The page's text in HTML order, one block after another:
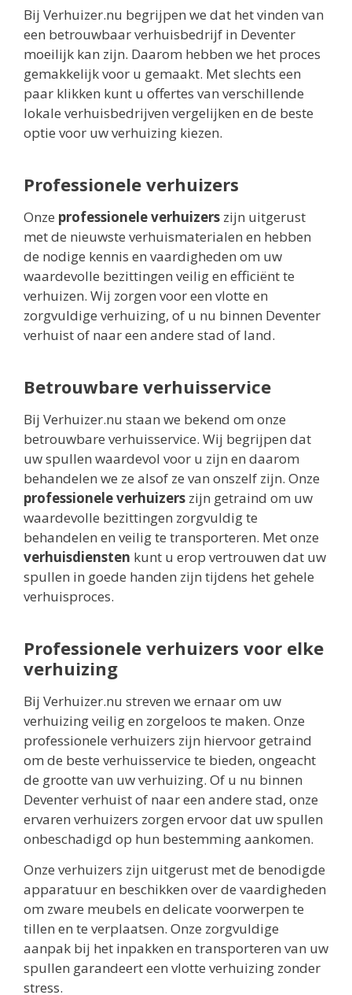
Bij Verhuizer.nu begrijpen we dat het vinden van
een betrouwbaar verhuisbedrijf in Deventer
moeilijk kan zijn. Daarom hebben we het proces
gemakkelijk voor u gemaakt. Met slechts een
paar klikken kunt u offertes van verschillende
lokale verhuisbedrijven vergelijken en de beste
optie voor uw verhuizing kiezen.
Professionele verhuizers
Onze professionele verhuizers zijn uitgerust
met de nieuwste verhuismaterialen en hebben
de nodige kennis en vaardigheden om uw
waardevolle bezittingen veilig en efficiënt te
verhuizen. Wij zorgen voor een vlotte en
zorgvuldige verhuizing, of u nu binnen Deventer
verhuist of naar een andere stad of land.
Betrouwbare verhuisservice
Bij Verhuizer.nu staan we bekend om onze
betrouwbare verhuisservice. Wij begrijpen dat
uw spullen waardevol voor u zijn en daarom
behandelen we ze alsof ze van onszelf zijn. Onze
professionele verhuizers zijn getraind om uw
waardevolle bezittingen zorgvuldig te
behandelen en veilig te transporteren. Met onze
verhuisdiensten kunt u erop vertrouwen dat uw
spullen in goede handen zijn tijdens het gehele
verhuisproces.
Professionele verhuizers voor elke
verhuizing
Bij Verhuizer.nu streven we ernaar om uw
verhuizing veilig en zorgeloos te maken. Onze
professionele verhuizers zijn hiervoor getraind
om de beste verhuisservice te bieden, ongeacht
de grootte van uw verhuizing. Of u nu binnen
Deventer verhuist of naar een andere stad, onze
ervaren verhuizers zorgen ervoor dat uw spullen
onbeschadigd op hun bestemming aankomen.
Onze verhuizers zijn uitgerust met de benodigde
apparatuur en beschikken over de vaardigheden
om zware meubels en delicate voorwerpen te
tillen en te verplaatsen. Onze zorgvuldige
aanpak bij het inpakken en transporteren van uw
spullen garandeert een vlotte verhuizing zonder
stress.